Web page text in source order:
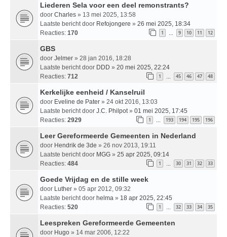
Liederen Sela voor een deel remonstrants?
door Charles » 13 mei 2025, 13:58
Laatste bericht door Refojongere » 26 mei 2025, 18:34
Reacties: 170 1 … 9 10 11 12
GBS
door Jelmer » 28 jan 2016, 18:28
Laatste bericht door DDD » 20 mei 2025, 22:24
Reacties: 712 1 … 45 46 47 48
Kerkelijke eenheid / Kanselruil
door Eveline de Pater » 24 okt 2016, 13:03
Laatste bericht door J.C. Philpot » 01 mei 2025, 17:45
Reacties: 2929 1 … 193 194 195 196
Leer Gereformeerde Gemeenten in Nederland
door Hendrik de 3de » 26 nov 2013, 19:11
Laatste bericht door MGG » 25 apr 2025, 09:14
Reacties: 484 1 … 30 31 32 33
Goede Vrijdag en de stille week
door Luther » 05 apr 2012, 09:32
Laatste bericht door helma » 18 apr 2025, 22:45
Reacties: 520 1 … 32 33 34 35
Leespreken Gereformeerde Gemeenten
door Hugo » 14 mar 2006, 12:22